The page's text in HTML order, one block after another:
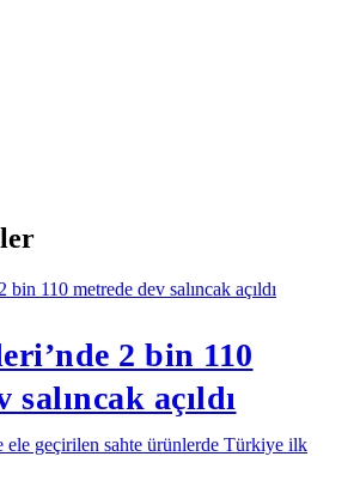
2 bin 110
salıncak açıldı